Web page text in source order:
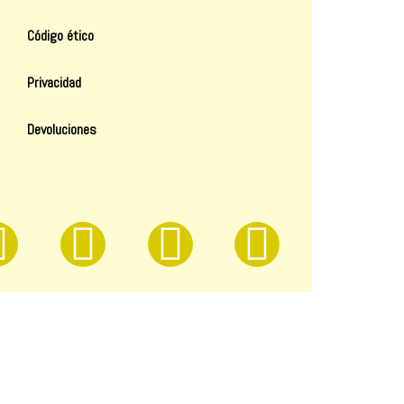
Código ético
Privacidad
Devoluciones